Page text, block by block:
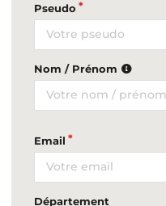
Pseudo
Nom / Prénom
Email
Département